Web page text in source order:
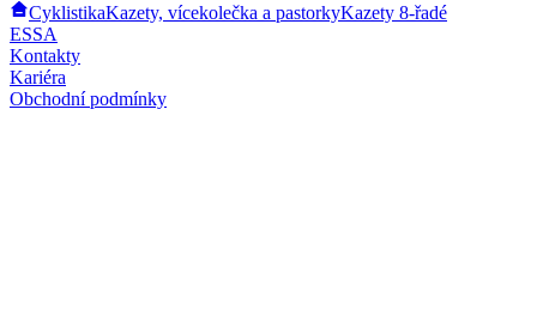
CyklistikaKazety, vícekolečka a pastorkyKazety 8-řadé
ESSA
Kontakty
Kariéra
Obchodní podmínky